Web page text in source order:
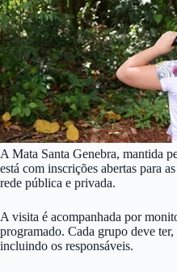
A Mata Santa Genebra, mantida
está com inscrições abertas para
rede pública e privada.
A visita é acompanhada por
programado. Cada grupo deve
incluindo os responsáveis.